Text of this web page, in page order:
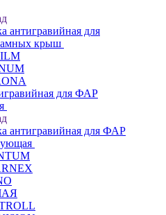
антигравийная для
крыш
для ФАР
антигравийная для ФАР